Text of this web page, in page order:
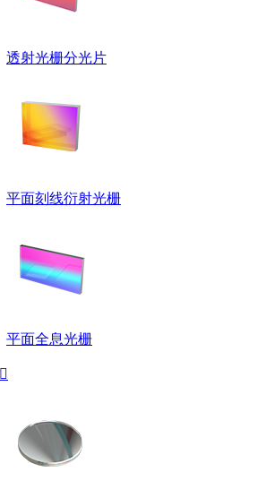
透射光栅分光片
平面刻线衍射光栅
平面全息光栅
